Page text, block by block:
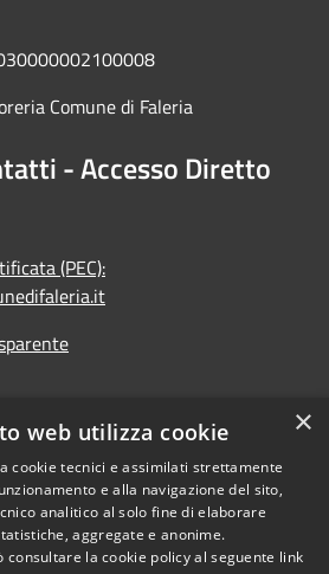
Comune di Faleria
- Accesso Diretto
(PEC):
Copyright © 2026 • Comune di
×
web utilizza cookie
cookie tecnici e assimilati strettamente
e alla navigazione del sito,
analitico al solo fine di elaborare
aggregate e anonime.
consultare la cookie policy al seguente link